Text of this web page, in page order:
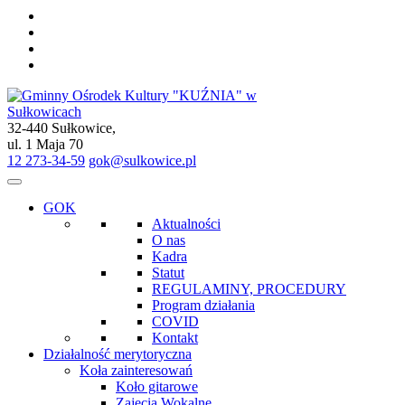
Gminny Ośrodek Kultury "KUŹNIA" w Sułkowicach
32-440 Sułkowice,
ul. 1 Maja 70
12 273-34-59 gok@sulkowice.pl
GOK
Aktualności
O nas
Kadra
Statut
REGULAMINY, PROCEDURY
Program działania
COVID
Kontakt
Działalność merytoryczna
Koła zainteresowań
Koło gitarowe